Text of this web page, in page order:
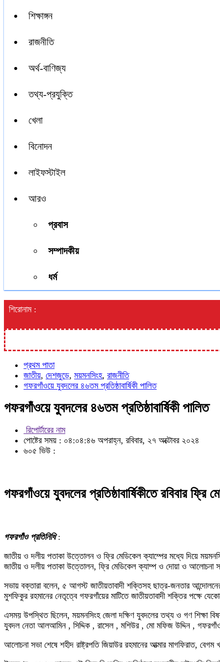
শিক্ষাঙ্গন
রাজনীতি
অর্থ-বাণিজ্য
তথ্য-প্রযুক্তি
খেলা
বিনোদন
লাইফস্টাইল
আরও
প্রবাস
সম্পাদকীয়
ধর্ম
শিরোনাম :
প্রথম পাতা
জাতীয়, দেশজুড়ে, ময়মনসিংহ, রাজনীতি
গফরগাঁওয়ে যুবদলের ৪৬তম প্রতিষ্ঠাবার্ষিকী পালিত
গফরগাঁওয়ে যুবদলের ৪৬তম প্রতিষ্ঠাবার্ষিকী পালিত
রিপোর্টারের নাম
পোষ্টের সময় : ০৪:০৪:৪৬ অপরাহ্ন, রবিবার, ২৭ অক্টোবর ২০২৪
৬০৫ ভিউ :
গফরগাঁওয়ে যুবদলের প্রতিষ্ঠাবার্ষিকীতে রবিবার
গফরগাঁও প্রতিনিধি:
জাতীয় ও দলীয় পতাকা উত্তোলন ও ফ্রি মেডিকেল ক্যাম্পের মধ্যে দিয়ে
জাতীয় ও দলীয় পতাকা উত্তোলন, ফ্রি মেডিকেল ক্যাম্প ও দোয়া ও
সভায় বক্তারা বলেন, ৫ আগস্ট জাতীয়তাবাদী শক্তিসহ ছাত্র-জনতার
মুশফিকুর রহমানের নেতৃত্বে গফরগাঁয়ের মাটিতে জাতীয়তাবাদী শক্তির পক্ষে
এসময় উপস্থিত ছিলেন, ময়মনসিংহ জেলা দক্ষিণ যুবদলের তথ্য ও গণ শিক্ষা
যুবদল নেতা আলআমিন , সিদ্দিক , রাসেল , মশিউর , মো মফিজ উদ্দিন ,
আলোচনা সভা শেষে শহীদ রাষ্ট্রপতি জিয়াউর রহমানের আত্মার মাগফিরাত,